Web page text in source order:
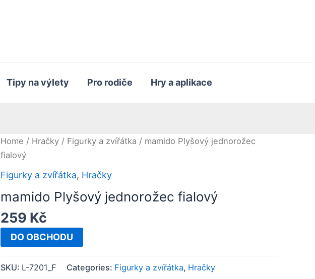
Tipy na výlety Pro rodiče Hry a aplikace
Home / Hračky / Figurky a zvířátka / mamido Plyšový jednorožec
fialový
Figurky a zvířátka, Hračky
mamido Plyšový jednorožec fialový
259 Kč
DO OBCHODU
SKU: L-7201_F Categories: Figurky a zvířátka, Hračky